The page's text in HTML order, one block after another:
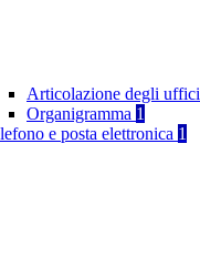
Articolazione degli uffici
Organigramma 1
e posta elettronica 1